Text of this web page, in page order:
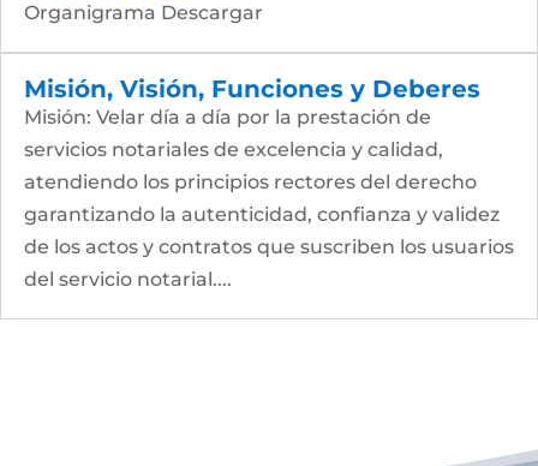
Organigrama Descargar
Misión, Visión, Funciones y Deberes
Misión: Velar día a día por la prestación de
servicios notariales de excelencia y calidad,
atendiendo los principios rectores del derecho
garantizando la autenticidad, confianza y validez
de los actos y contratos que suscriben los usuarios
del servicio notarial....